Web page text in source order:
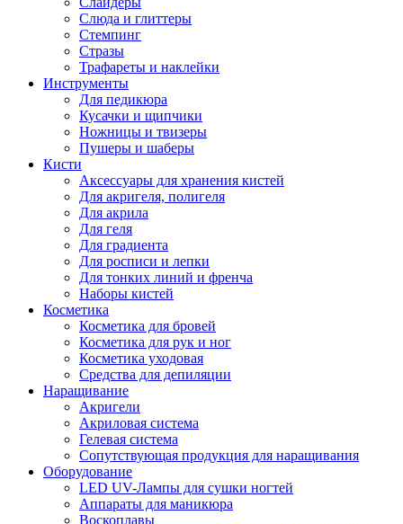
Слюда и глиттеры
Стемпинг
Стразы
Трафареты и наклейки
Инструменты
Для педикюра
Кусачки и щипчики
Ножницы и твизеры
Пушеры и шаберы
Кисти
Аксессуары для хранения кистей
Для акригеля, полигеля
Для акрила
Для геля
Для градиента
Для росписи и лепки
Для тонких линий и френча
Наборы кистей
Косметика
Косметика для бровей
Косметика для рук и ног
Косметика уходовая
Средства для депиляции
Наращивание
Акригели
Акриловая система
Гелевая система
Сопутствующая продукция для наращивания
Оборудование
LED UV-Лампы для сушки ногтей
Аппараты для маникюра
Воскоплавы